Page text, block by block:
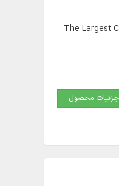
The Largest
جزئیات محصول